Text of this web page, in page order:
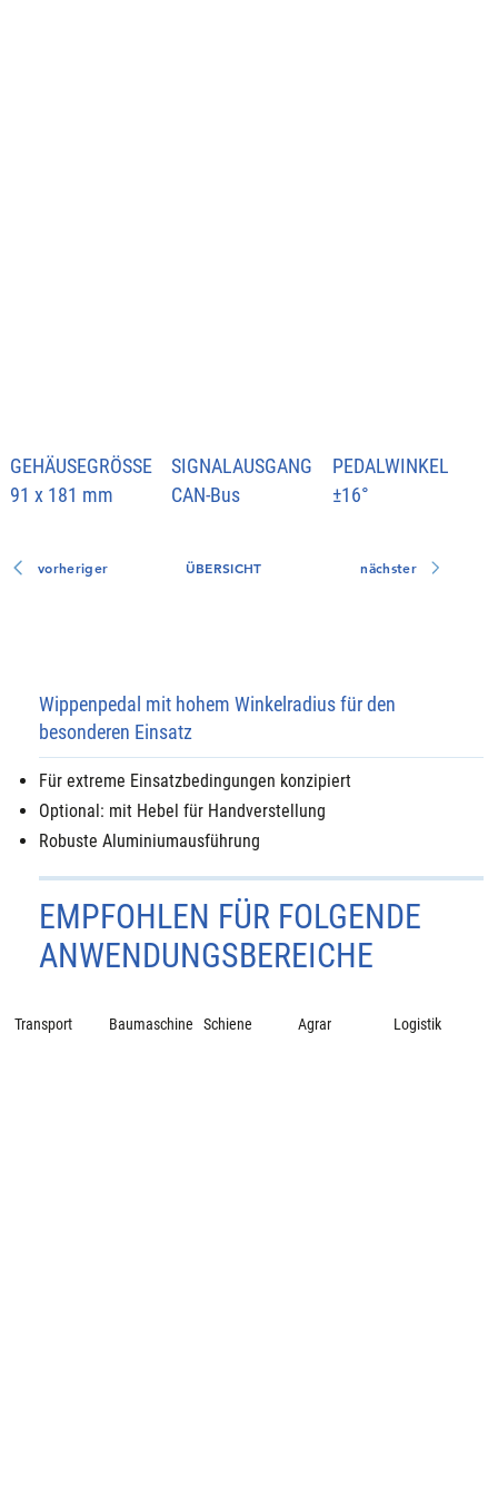
SIGNALAUSGANG
CAN-Bus
GEHÄUSEGRÖSSE
91 x 181 mm
PEDALWINKEL
±16°
ÜBERSICHT
vorheriger nächster
Wippenpedal mit hohem Winkelradius für den
besonderen Einsatz
Für extreme Einsatzbedingungen konzipiert
Optional: mit Hebel für Handverstellung
Robuste Aluminiumausführung
EMPFOHLEN FÜR FOLGENDE
ANWENDUNGSBEREICHE
Transport Baumaschine Schiene Agrar Logistik